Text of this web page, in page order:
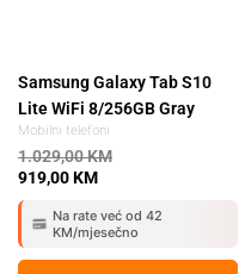
Mobilni telefoni
Samsung Galaxy Tab S10
Lite WiFi 8/256GB Gray
1.029,00KM
919,00KM
Na rate već od 42
KM/mjesečno